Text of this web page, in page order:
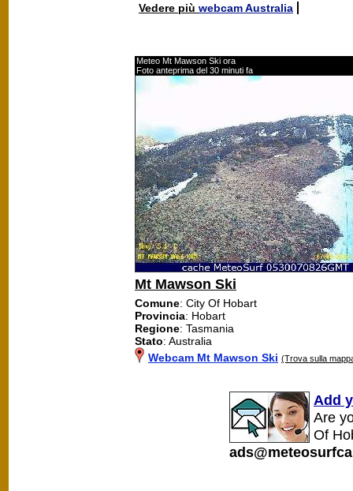
Vedere più webcam Australia
Meteo Mt Mawson Ski ora
Foto anteprima del 30 minuti fa
Mt Mawson Ski
Comune: City Of Hobart
Provincia: Hobart
Regione: Tasmania
Stato: Australia
Webcam Mt Mawson Ski (Trova sulla
Add
Are
Of